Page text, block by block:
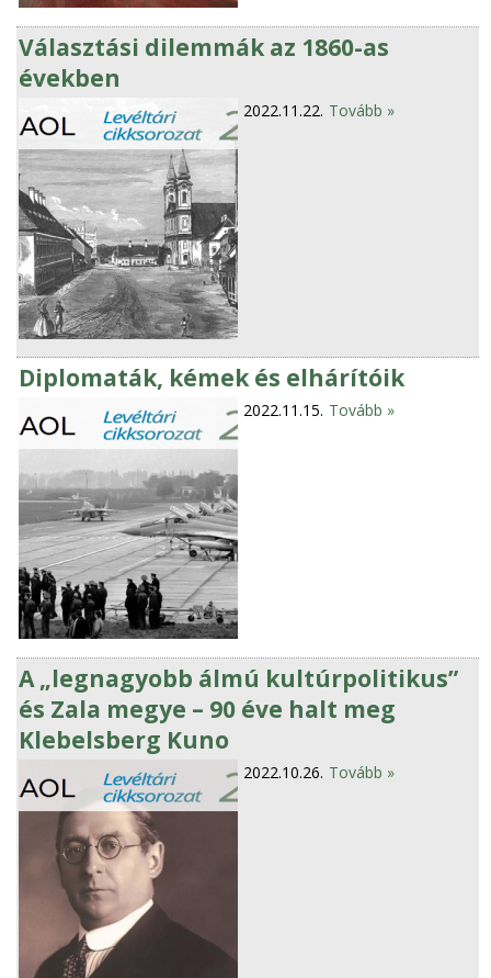
Választási dilemmák az 1860-as
években
2022.11.22. Tovább »
Diplomaták, kémek és elhárítóik
2022.11.15. Tovább »
A „legnagyobb álmú kultúrpolitikus”
és Zala megye – 90 éve halt meg
Klebelsberg Kuno
2022.10.26. Tovább »